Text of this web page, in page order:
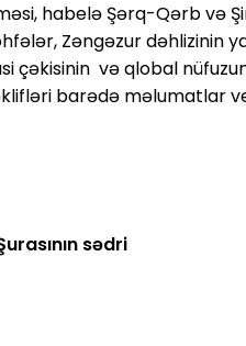
habelə Şərq-Qərb və
Zəngəzur dəhlizinin
çəkisinin və qlobal
barədə məlumatlar
sədri